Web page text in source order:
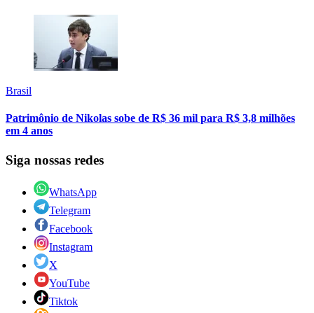
Brasil
Patrimônio de Nikolas sobe de R$ 36 mil para R$ 3,8 milhões
em 4 anos
Siga nossas redes
WhatsApp
Telegram
Facebook
Instagram
X
YouTube
Tiktok